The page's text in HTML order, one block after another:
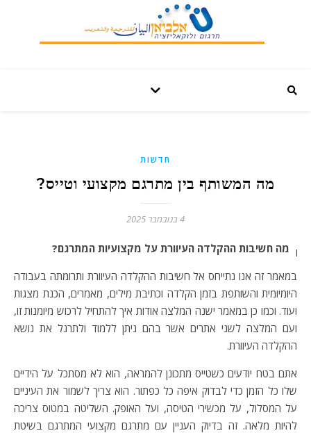
חדשות
מה המשותף בין מתרגם מקצועי וטייס?
4 בנובמבר 2025
ו מה חשיבות ההקלדה העיוורת על מקצועיות המתרגם?
במאמר זה אנו נתייחס אל חשיבות ההקלדה העיוורת ותרומתה בעבודה
היומיומית והשותפת בזמן הקלדה וכתיבת מילים, מאמרים, הכנת מצגות
ועוד. וכמו כן במאמר ישנה המלצה אודות איך להתחיל לרכוש מיומנות זו,
ועם המלצה לשני אתרים אשר בהם ניתן ללמוד ולתרגל את נושא
ההקלדה העיוורת.
אתם בטח יודעים כשטייס מתכונן להמראה, הוא לא מסתכל על הידיים
שלו כל הזמן כדי לבדוק איפה כל כפתור. הוא צריך לשמור את העיניים
על המסלול, על מכשירי הטיסה, ועל האופק. השליטה במטוס צריכה
להיות מלאה. זה בדיוק העניין עם מתרגם מקצועי המתרגם בשיטת